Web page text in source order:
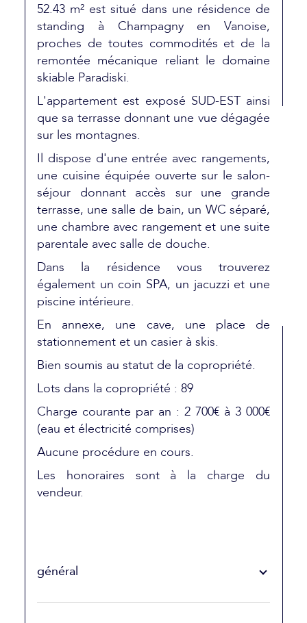
52.43 m² est situé dans une résidence de
standing à Champagny en Vanoise,
proches de toutes commodités et de la
remontée mécanique reliant le domaine
skiable Paradiski.
L'appartement est exposé SUD-EST ainsi
que sa terrasse donnant une vue dégagée
sur les montagnes.
Il dispose d'une entrée avec rangements,
une cuisine équipée ouverte sur le salon-
séjour donnant accès sur une grande
terrasse, une salle de bain, un WC séparé,
une chambre avec rangement et une suite
parentale avec salle de douche.
Dans la résidence vous trouverez
également un coin SPA, un jacuzzi et une
piscine intérieure.
En annexe, une cave, une place de
stationnement et un casier à skis.
Bien soumis au statut de la copropriété.
Lots dans la copropriété : 89
Charge courante par an : 2 700€ à 3 000€
(eau et électricité comprises)
Aucune procédure en cours.
Les honoraires sont à la charge du
vendeur.
général